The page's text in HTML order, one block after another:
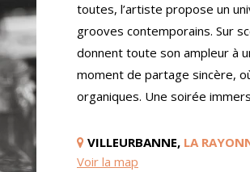
toutes, l’artiste propose un
grooves contemporains. Sur
donnent toute son ampleur à
moment de partage sincère,
organiques. Une soirée
VILLEURBANNE, LA
Voir la map